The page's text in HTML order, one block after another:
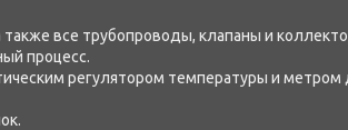
все трубопроводы, клапаны и
процесс.
регулятором температуры и метром